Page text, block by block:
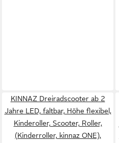
KINNAZ Dreiradscooter ab 2
Jahre LED, faltbar, Höhe flexibel,
Kinderoller, Scooter, Roller,
(Kinderroller, kinnaz ONE),